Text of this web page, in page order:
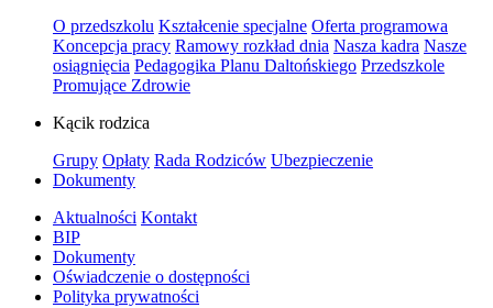
O przedszkolu Kształcenie specjalne Oferta programowa
Koncepcja pracy Ramowy rozkład dnia Nasza kadra Nasze
osiągnięcia Pedagogika Planu Daltońskiego Przedszkole
Promujące Zdrowie
Kącik rodzica
Grupy Opłaty Rada Rodziców Ubezpieczenie
Dokumenty
Aktualności Kontakt
BIP
Dokumenty
Oświadczenie o dostępności
Polityka prywatności